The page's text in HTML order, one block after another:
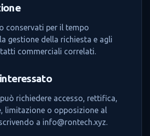
conservati per il tempo
gestione della richiesta e agli
commerciali correlati.
richiedere accesso, rettifica,
limitazione o opposizione al
a info@rontech.xyz.